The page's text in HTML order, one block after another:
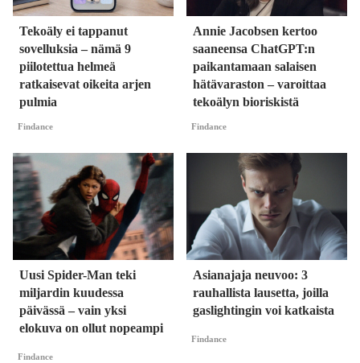
Tekoäly ei tappanut
sovelluksia – nämä 9
piilotettua helmeä
ratkaisevat oikeita arjen
pulmia
Findance
Annie Jacobsen kertoo
saaneensa ChatGPT:n
paikantamaan salaisen
hätävaraston – varoittaa
tekoälyn bioriskistä
Findance
Uusi Spider-Man teki
miljardin kuudessa
päivässä – vain yksi
elokuva on ollut nopeampi
Findance
Asianajaja neuvoo: 3
rauhallista lausetta, joilla
gaslightingin voi katkaista
Findance